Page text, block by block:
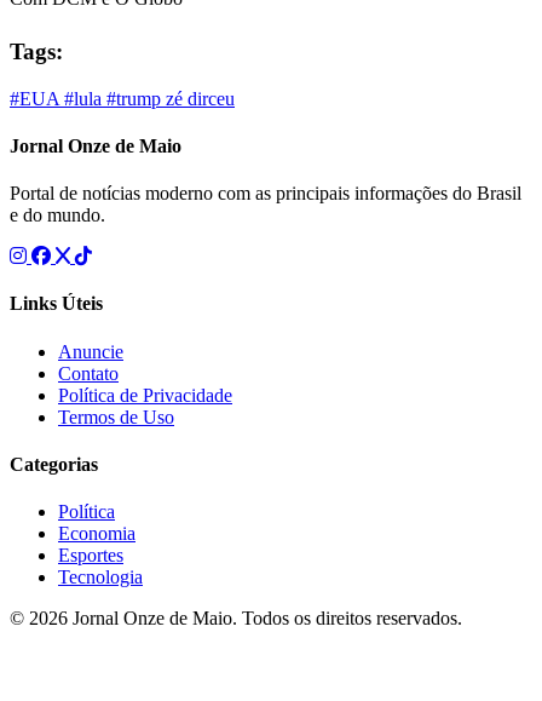
Tags:
#EUA #lula #trump zé dirceu
Jornal Onze de Maio
Portal de notícias moderno com as principais informações do Brasil
e do mundo.
Links Úteis
Anuncie
Contato
Política de Privacidade
Termos de Uso
Categorias
Política
Economia
Esportes
Tecnologia
© 2026 Jornal Onze de Maio. Todos os direitos reservados.